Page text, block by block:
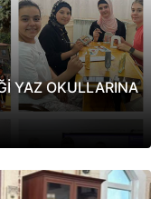
YAZ OKULLARINA